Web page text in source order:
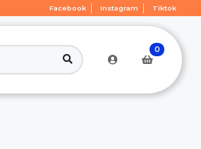
Facebook Instagram Tiktok
0